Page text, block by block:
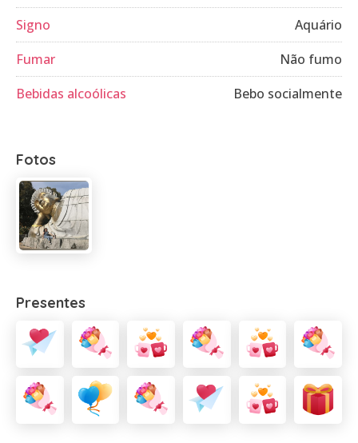
Signo
Aquário
Fumar
Não fumo
Bebidas alcoólicas
Bebo socialmente
Fotos
Presentes